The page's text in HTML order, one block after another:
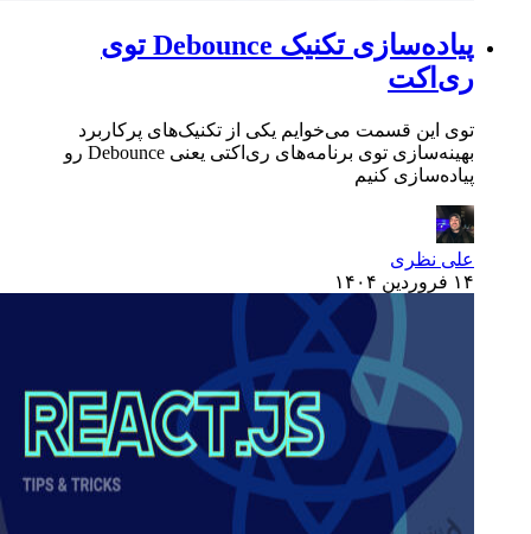
پیاده‌سازی تکنیک Debounce توی
ری‌اکت
توی این قسمت می‌خوایم یکی از تکنیک‌های پرکاربرد
بهینه‌سازی توی برنامه‌های ری‌اکتی یعنی Debounce رو
پیاده‌سازی کنیم
علی نظری
۱۴ فروردین ۱۴۰۴